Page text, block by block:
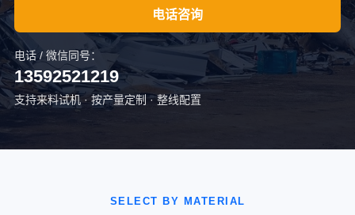
电话咨询
电话 / 微信同号：
13592521219
支持来料试机 · 按产量定制 · 整线配置
SELECT BY MATERIAL